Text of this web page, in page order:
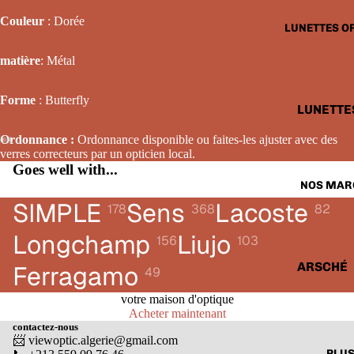
LUNETTES
HOMME
FEMME
NOS
ARSCHÉ
CARTIER
Couleur : Dorée
matière: Métal
Forme : Butterfly
Ordonnance : Ordonnance disponible ou faites-les ajuster avec des
verres correcteurs par un opticien local.
Goes well with...
SIMPLE 178Sens 368Lacoste 82
Longchamp 156Liujo 103
Ferragamo 49
votre maison d'optique
Acheter maintenant
contactez-nous
📨 viewoptic.algerie@gmail.com